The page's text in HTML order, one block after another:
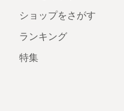
ショップをさがす
ランキング
特集